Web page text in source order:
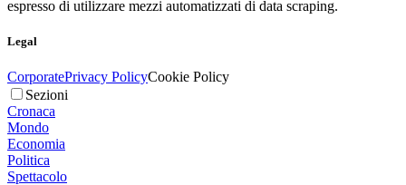
espresso di utilizzare mezzi automatizzati di data scraping.
Legal
CorporatePrivacy PolicyCookie Policy
Sezioni
Cronaca
Mondo
Economia
Politica
Spettacolo